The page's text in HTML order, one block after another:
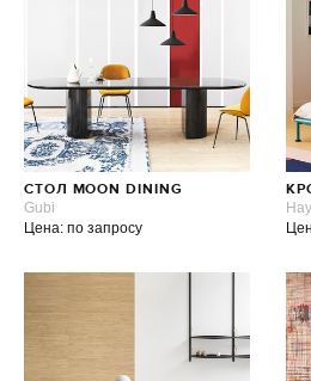
СТОЛ MOON DINING
Gubi
Цена: по запросу
Hay